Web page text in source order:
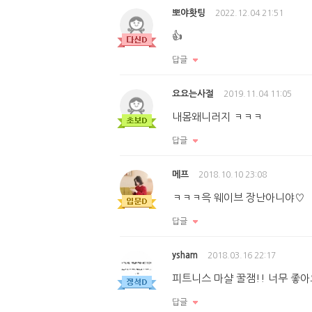
뽀야홧팅 2022.12.04 21:51
👍
답글
요요는사절 2019.11.04 11:05
내몸왜니러지 ㅋㅋㅋ
답글
메프 2018.10.10 23:08
ㅋㅋㅋ윽 웨이브 장난아니야♡
답글
ysham 2018.03.16 22:17
피트니스 마샬 꿀잼!! 너무 좋아
답글